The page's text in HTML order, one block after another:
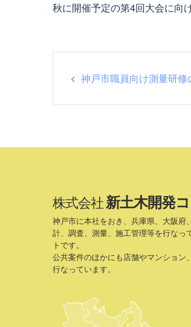
秋に開催予定の第4回大会に向
投
稿
ビ
ゲ
ー
シ
ョ
ン
神戸市職員向け測量研
株式会社新土木開発
神戸市に本社をおき、兵庫県、大阪
計、調査、測量、施工管理等を行なっ
トです。
公共案件のほかにも店舗やマンション
行なっています。